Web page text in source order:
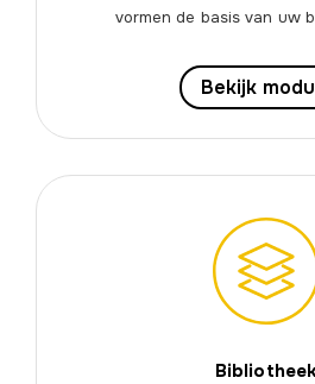
vormen de basis van uw
Bekijk